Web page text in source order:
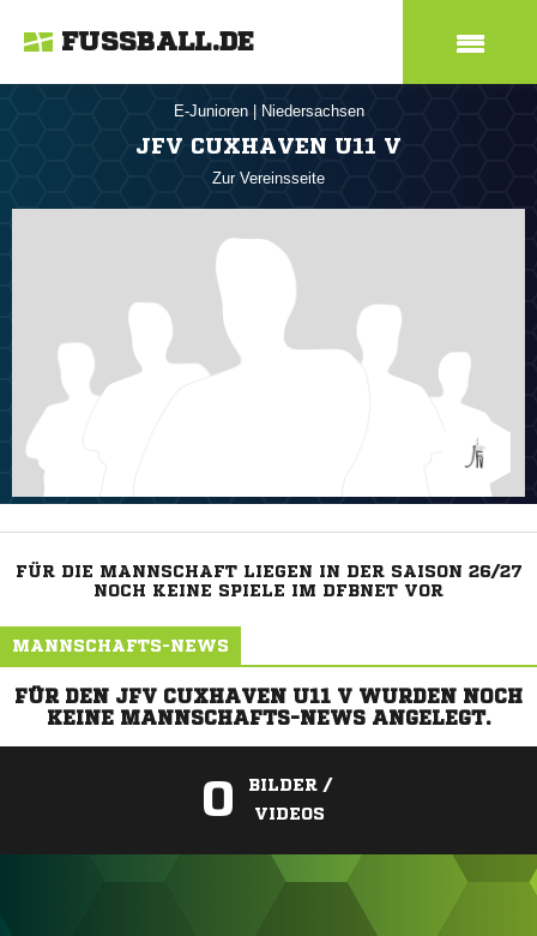
FUSSBALL.DE
E-Junioren Niedersachsen
JFV CUXHAVEN U11 V
Zur Vereinsseite
FÜR DIE MANNSCHAFT LIEGEN IN DER SAISON 26/27
NOCH KEINE SPIELE IM DFBNET VOR
MANNSCHAFTS-NEWS
FÜR DEN JFV CUXHAVEN U11 V WURDEN NOCH
KEINE MANNSCHAFTS-NEWS ANGELEGT.
0
BILDER /
VIDEOS